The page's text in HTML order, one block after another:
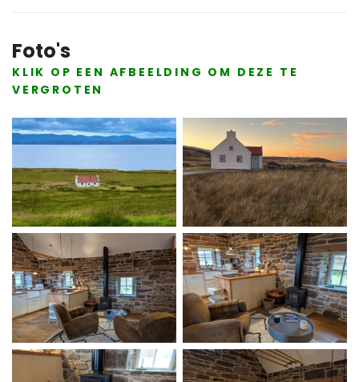
Foto's
KLIK OP EEN AFBEELDING OM DEZE TE
VERGROTEN